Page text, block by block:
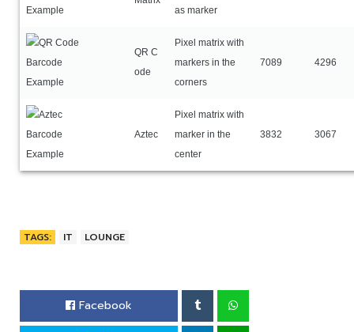
as marker
QR C
ode
Pixel matrix with
markers in the
corners
7089 4296
Aztec
Pixel matrix with
marker in the
center
3832 3067
TAGS: IT LOUNGE
Facebook